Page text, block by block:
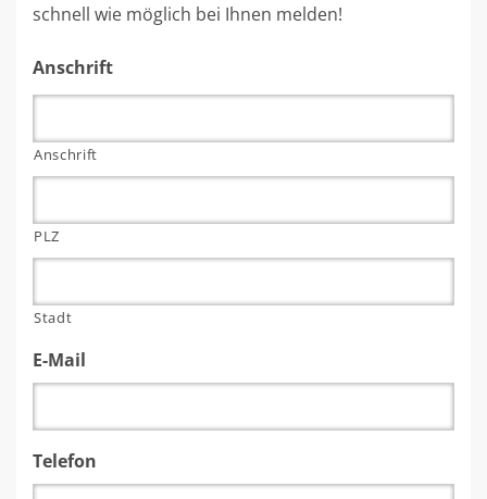
schnell wie möglich bei Ihnen melden!
Anschrift
Anschrift
PLZ
Stadt
E-Mail
Telefon